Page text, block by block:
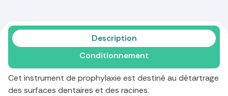
Description
Conditionnement
Cet instrument de prophylaxie est destiné au détartrage
des surfaces dentaires et des racines.